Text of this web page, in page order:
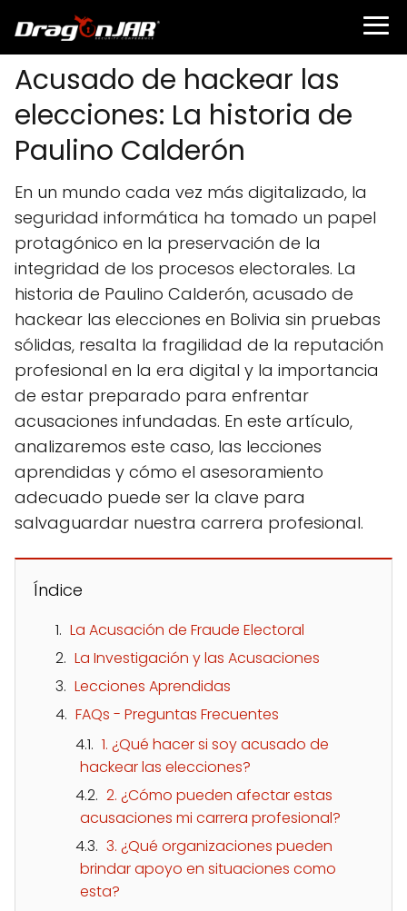
Acusado de hackear las
elecciones: La historia de
Paulino Calderón
En un mundo cada vez más digitalizado, la
seguridad informática ha tomado un papel
protagónico en la preservación de la
integridad de los procesos electorales. La
historia de Paulino Calderón, acusado de
hackear las elecciones en Bolivia sin pruebas
sólidas, resalta la fragilidad de la reputación
profesional en la era digital y la importancia
de estar preparado para enfrentar
acusaciones infundadas. En este artículo,
analizaremos este caso, las lecciones
aprendidas y cómo el asesoramiento
adecuado puede ser la clave para
salvaguardar nuestra carrera profesional.
Índice
La Acusación de Fraude Electoral
La Investigación y las Acusaciones
Lecciones Aprendidas
FAQs - Preguntas Frecuentes
1. ¿Qué hacer si soy acusado de
hackear las elecciones?
2. ¿Cómo pueden afectar estas
acusaciones mi carrera profesional?
3. ¿Qué organizaciones pueden
brindar apoyo en situaciones como
esta?